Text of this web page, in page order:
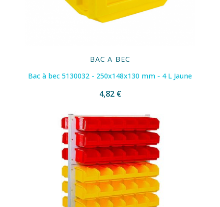
BAC A BEC
Bac à bec 5130032 - 250x148x130 mm - 4 L Jaune
4,82 €